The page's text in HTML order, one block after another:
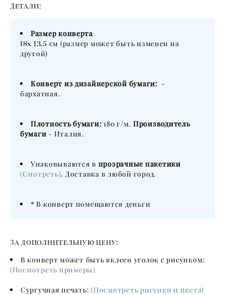
Детали:
Размер конверта
18х 13,5 см (размер может быть изменен на
другой)
Конверт из дизайнерской бумаги: -
бархатная.
Плотность бумаги: 180 г/м. Производитель
бумаги - Италия.
Упаковываются в прозрачные пакетики
(Смотреть). Доставка в любой город.
* В конверт помещаются деньги
За дополнительную цену:
В конверт может быть вклеен уголок с рисунком:
(Посмотреть примеры)
Сургучная печать:(Посмотреть рисунки и цвета)